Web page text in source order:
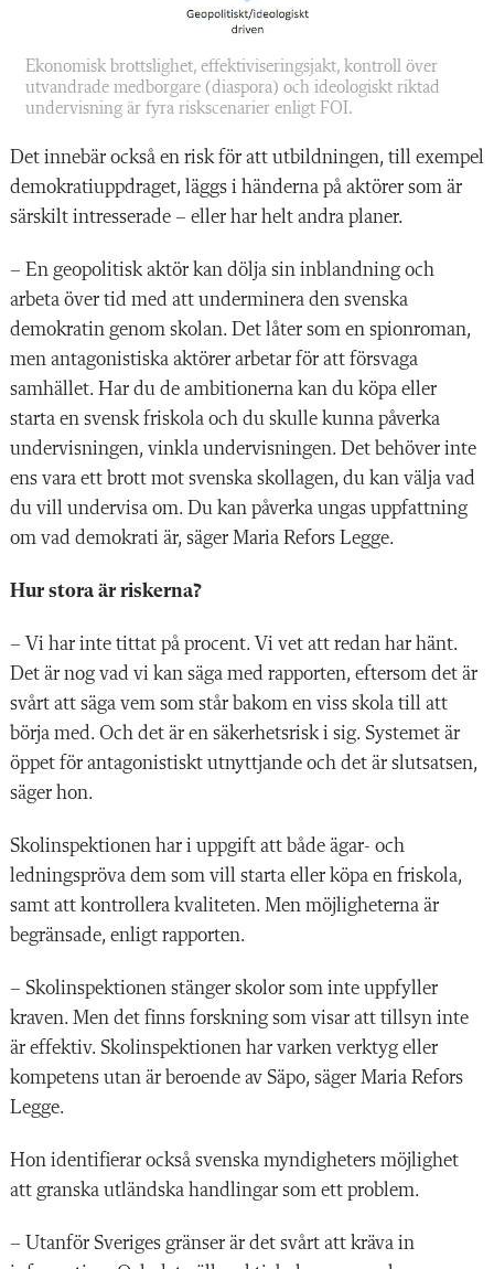
Ekonomisk brottslighet, effektiviseringsjakt, kontroll över
utvandrade medborgare (diaspora) och ideologiskt riktad
undervisning är fyra riskscenarier enligt FOI.
Det innebär också en risk för att utbildningen, till exempel
demokratiuppdraget, läggs i händerna på aktörer som är
särskilt intresserade – eller har helt andra planer.
– En geopolitisk aktör kan dölja sin inblandning och
arbeta över tid med att underminera den svenska
demokratin genom skolan. Det låter som en spionroman,
men antagonistiska aktörer arbetar för att försvaga
samhället. Har du de ambitionerna kan du köpa eller
starta en svensk friskola och du skulle kunna påverka
undervisningen, vinkla undervisningen. Det behöver inte
ens vara ett brott mot svenska skollagen, du kan välja vad
du vill undervisa om. Du kan påverka ungas uppfattning
om vad demokrati är, säger Maria Refors Legge.
Hur stora är riskerna?
– Vi har inte tittat på procent. Vi vet att redan har hänt.
Det är nog vad vi kan säga med rapporten, eftersom det är
svårt att säga vem som står bakom en viss skola till att
börja med. Och det är en säkerhetsrisk i sig. Systemet är
öppet för antagonistiskt utnyttjande och det är slutsatsen,
säger hon.
Skolinspektionen har i uppgift att både ägar- och
ledningspröva dem som vill starta eller köpa en friskola,
samt att kontrollera kvaliteten. Men möjligheterna är
begränsade, enligt rapporten.
– Skolinspektionen stänger skolor som inte uppfyller
kraven. Men det finns forskning som visar att tillsyn inte
är effektiv. Skolinspektionen har varken verktyg eller
kompetens utan är beroende av Säpo, säger Maria Refors
Legge.
Hon identifierar också svenska myndigheters möjlighet
att granska utländska handlingar som ett problem.
– Utanför Sveriges gränser är det svårt att kräva in